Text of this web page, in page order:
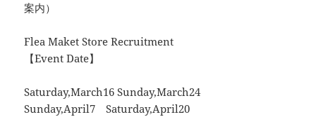
案内）
Flea Maket Store Recruitment
【Event Date】
Saturday,March16 Sunday,March24
Sunday,April7 Saturday,April20